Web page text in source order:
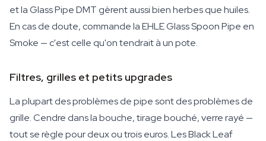
et la Glass Pipe DMT gèrent aussi bien herbes que huiles.
En cas de doute, commande la EHLE Glass Spoon Pipe en
Smoke — c'est celle qu'on tendrait à un pote.
Filtres, grilles et petits upgrades
La plupart des problèmes de pipe sont des problèmes de
grille. Cendre dans la bouche, tirage bouché, verre rayé —
tout se règle pour deux ou trois euros. Les Black Leaf